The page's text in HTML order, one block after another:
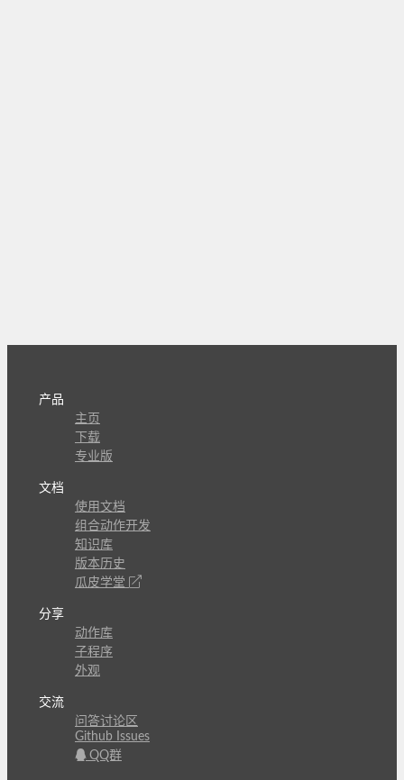
产品
主页
下载
专业版
文档
使用文档
组合动作开发
知识库
版本历史
瓜皮学堂
分享
动作库
子程序
外观
交流
问答讨论区
Github Issues
QQ群